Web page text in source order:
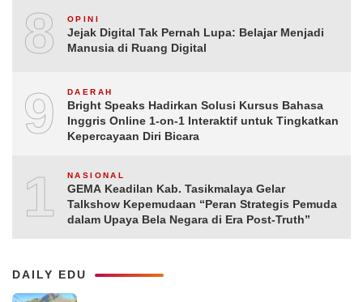
8 OPINI
Jejak Digital Tak Pernah Lupa: Belajar Menjadi
Manusia di Ruang Digital
9 DAERAH
Bright Speaks Hadirkan Solusi Kursus Bahasa
Inggris Online 1-on-1 Interaktif untuk Tingkatkan
Kepercayaan Diri Bicara
10NASIONAL
GEMA Keadilan Kab. Tasikmalaya Gelar
Talkshow Kepemudaan “Peran Strategis Pemuda
dalam Upaya Bela Negara di Era Post-Truth”
DAILY EDU